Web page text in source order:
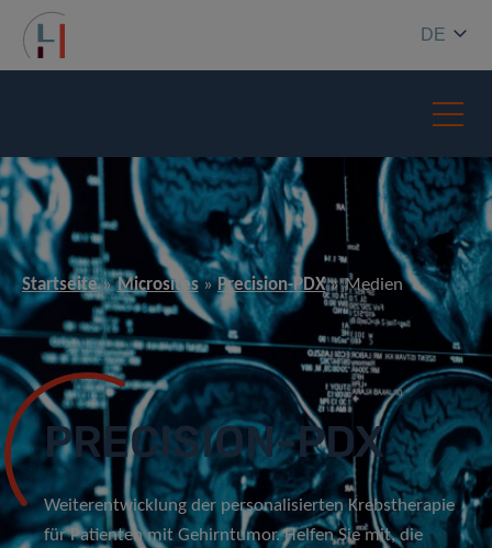
DE
Startseite Microsites Precision-PDX Medien
PRECISION-PDX
Weiterentwicklung der personalisierten Krebstherapie
für Patienten mit Gehirntumor. Helfen Sie mit, die